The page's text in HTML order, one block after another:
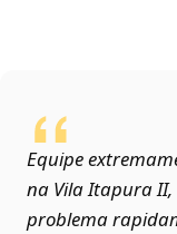
Equipe
na Vila Itapura II,
problema